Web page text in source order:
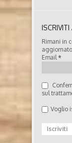
Rimani in
Email *
sul
Voglio